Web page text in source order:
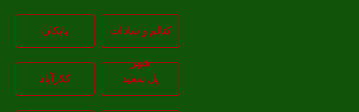
کتالم و سادات
شهر
بابکان
پل سفید کلارآباد